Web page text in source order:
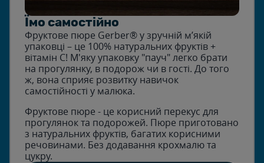
Їмо самостійно
Фруктове пюре Gerber® у зручній м’якій
упаковці – це 100% натуральних фруктів +
вітамін С! М'яку упаковку "пауч" легко брати
на прогулянку, в подорож чи в гості. До того
ж, вона сприяє розвитку навичок
самостійності у малюка.
Фруктове пюре - це корисний перекус для
прогулянок та подорожей. Пюре приготовано
з натуральних фруктів, багатих корисними
речовинами. Без додавання крохмалю та
цукру.